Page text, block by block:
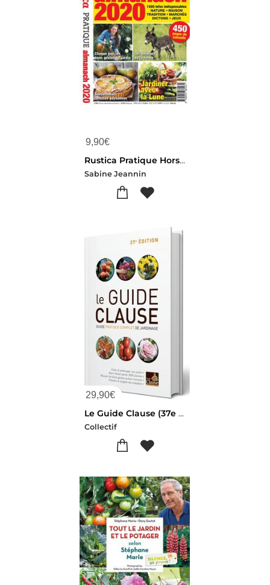
9,90€
Rustica Pratique Hors-serie (edition 2020)
Sabine Jeannin
29,90€
Le Guide Clause (37e Edition)
Collectif